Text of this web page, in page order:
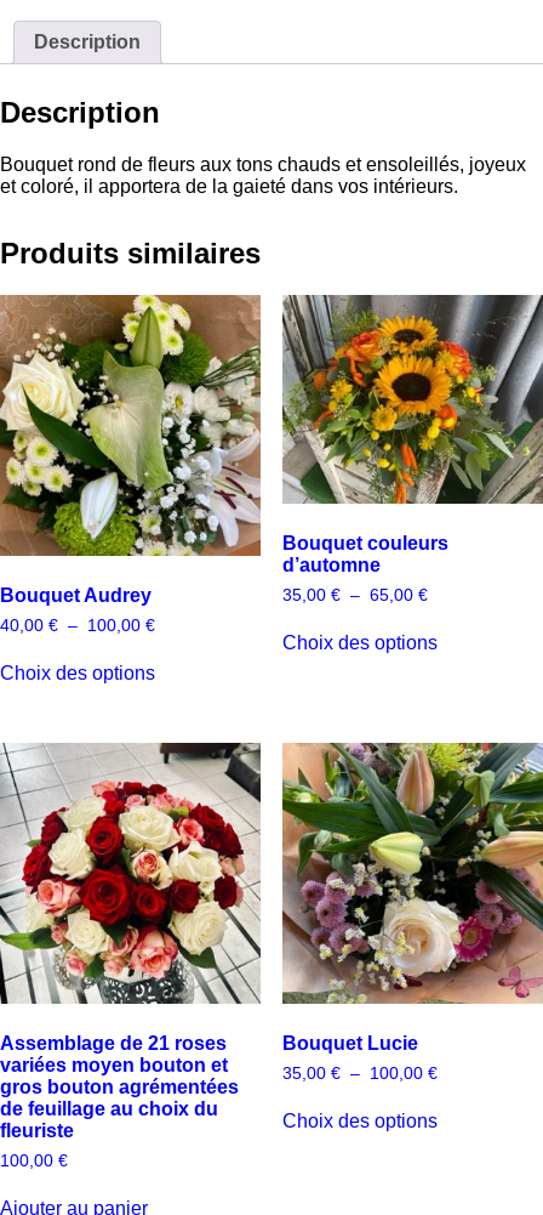
Description
Description
Bouquet rond de fleurs aux tons chauds et ensoleillés, joyeux
et coloré, il apportera de la gaieté dans vos intérieurs.
Produits similaires
Bouquet Audrey
40,00 € – 100,00 €Plage
40,00 €
Choix des options
Bouquet couleurs
d’automne
35,00 € – 65,00 €Plage
35,00 €
Choix des options
Assemblage de 21 roses
variées moyen bouton et
gros bouton agrémentées
de feuillage au choix du
fleuriste
100,00 €
Ajouter au panier
Bouquet Lucie
35,00 € – 100,00 €Plage
35,00 €
Choix des options